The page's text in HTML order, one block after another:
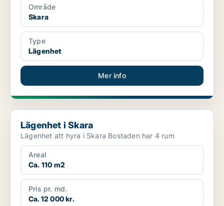
Område
Skara
Type
Lägenhet
Mer info
Lägenhet i Skara
Lägenhet i Skara
Lägenhet att hyra i Skara Bostaden har 4 rum
Areal
Ca. 110 m2
Pris pr. md.
Ca. 12 000 kr.